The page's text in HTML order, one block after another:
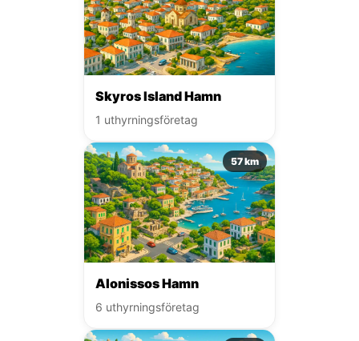
Skyros Island Hamn
1 uthyrningsföretag
57 km
Alonissos Hamn
6 uthyrningsföretag